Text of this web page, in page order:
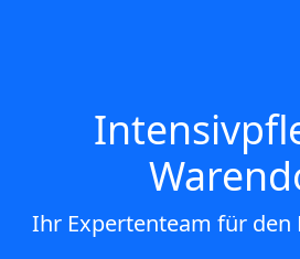
Ihr Expertenteam für den